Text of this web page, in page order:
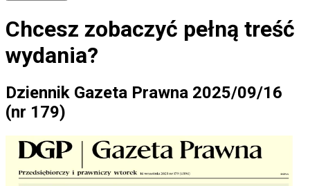
Chcesz zobaczyć pełną treść
wydania?
Dziennik Gazeta Prawna 2025/09/16
(nr 179)